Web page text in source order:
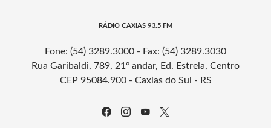
RÁDIO CAXIAS 93.5 FM
Fone: (54) 3289.3000 - Fax: (54) 3289.3030
Rua Garibaldi, 789, 21º andar, Ed. Estrela, Centro
CEP 95084.900 - Caxias do Sul - RS